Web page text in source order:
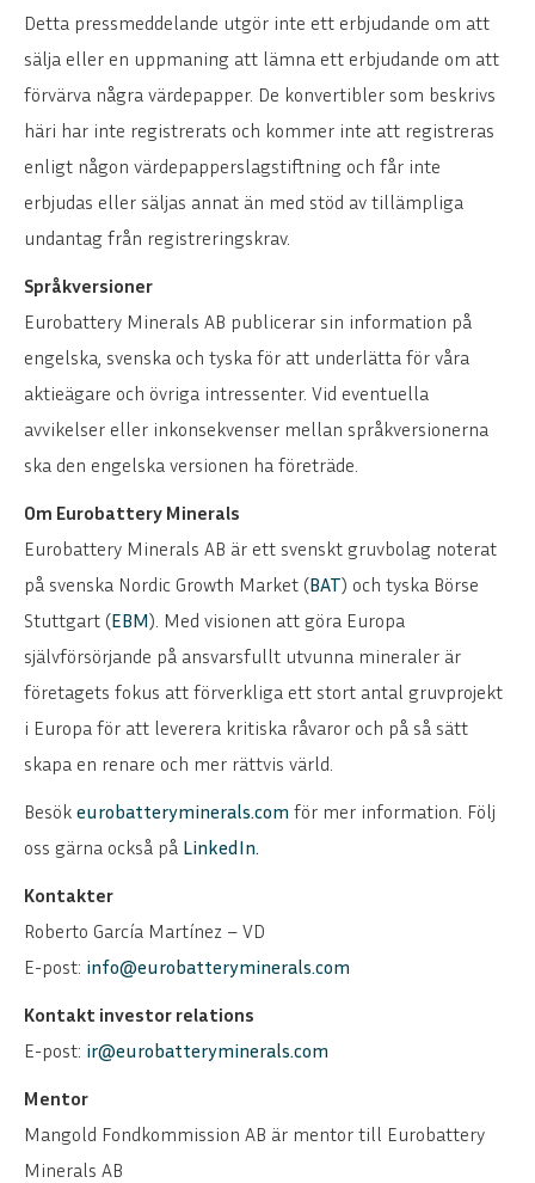
Detta pressmeddelande utgör inte ett erbjudande om att
sälja eller en uppmaning att lämna ett erbjudande om att
förvärva några värdepapper. De konvertibler som beskrivs
häri har inte registrerats och kommer inte att registreras
enligt någon värdepapperslagstiftning och får inte
erbjudas eller säljas annat än med stöd av tillämpliga
undantag från registreringskrav.
Språkversioner
Eurobattery Minerals AB publicerar sin information på
engelska, svenska och tyska för att underlätta för våra
aktieägare och övriga intressenter. Vid eventuella
avvikelser eller inkonsekvenser mellan språkversionerna
ska den engelska versionen ha företräde.
Om Eurobattery Minerals
Eurobattery Minerals AB är ett svenskt gruvbolag noterat
på svenska Nordic Growth Market (BAT) och tyska Börse
Stuttgart (EBM). Med visionen att göra Europa
självförsörjande på ansvarsfullt utvunna mineraler är
företagets fokus att förverkliga ett stort antal gruvprojekt
i Europa för att leverera kritiska råvaror och på så sätt
skapa en renare och mer rättvis värld.
Besök eurobatteryminerals.com för mer information. Följ
oss gärna också på LinkedIn.
Kontakter
Roberto García Martínez – VD
E-post: info@eurobatteryminerals.com
Kontakt investor relations
E-post: ir@eurobatteryminerals.com
Mentor
Mangold Fondkommission AB är mentor till Eurobattery
Minerals AB